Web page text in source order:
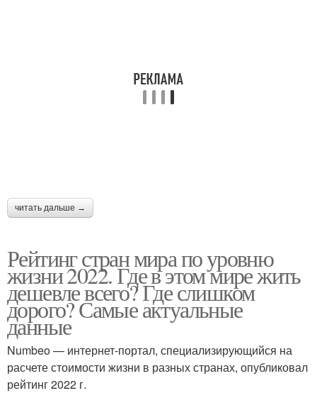
читать дальше →
Рейтинг стран мира по уровню
жизни 2022. Где в этом мире жить
дешевле всего? Где слишком
дорого? Самые актуальные
данные
Numbeo — интернет-портал, специализирующийся на
расчете стоимости жизни в разных странах, опубликовал
рейтинг 2022 г.